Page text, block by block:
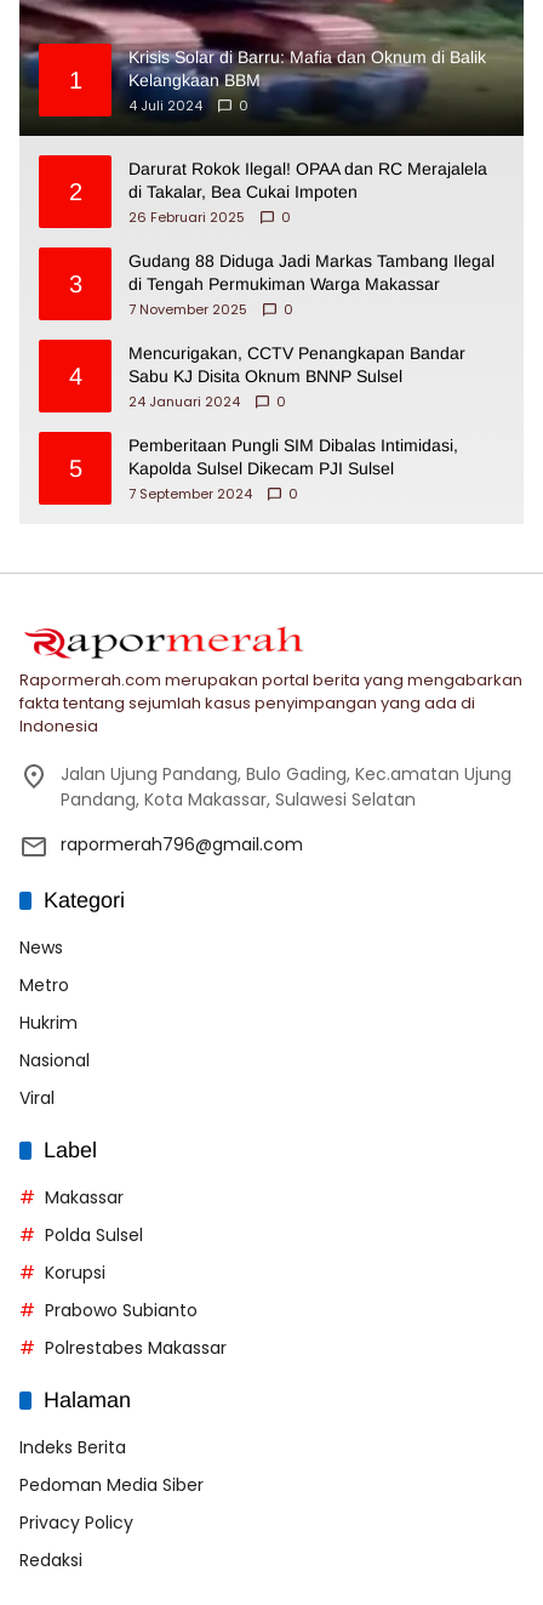
1
Krisis Solar di Barru: Mafia dan Oknum di Balik
Kelangkaan BBM
4 Juli 2024
0
2
Darurat Rokok Ilegal! OPAA dan RC Merajalela
di Takalar, Bea Cukai Impoten
26 Februari 2025
0
3
Gudang 88 Diduga Jadi Markas Tambang Ilegal
di Tengah Permukiman Warga Makassar
7 November 2025
0
4
Mencurigakan, CCTV Penangkapan Bandar
Sabu KJ Disita Oknum BNNP Sulsel
24 Januari 2024
0
5
Pemberitaan Pungli SIM Dibalas Intimidasi,
Kapolda Sulsel Dikecam PJI Sulsel
7 September 2024
0
Rapormerah.com merupakan portal berita yang mengabarkan
fakta tentang sejumlah kasus penyimpangan yang ada di
Indonesia
Jalan Ujung Pandang, Bulo Gading, Kec.amatan Ujung
Pandang, Kota Makassar, Sulawesi Selatan
rapormerah796@gmail.com
Kategori
News
Metro
Hukrim
Nasional
Viral
Label
Makassar
Polda Sulsel
Korupsi
Prabowo Subianto
Polrestabes Makassar
Halaman
Indeks Berita
Pedoman Media Siber
Privacy Policy
Redaksi